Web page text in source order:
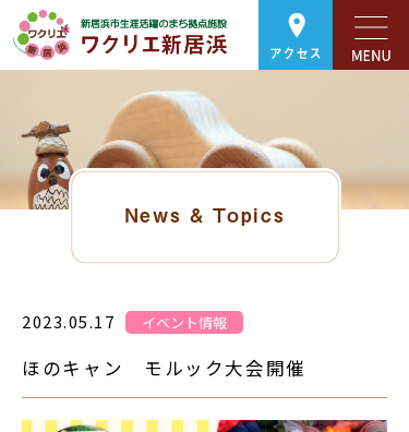
アクセス
News & Topics
2023.05.17 イベント情報
ほのキャン モルック大会開催